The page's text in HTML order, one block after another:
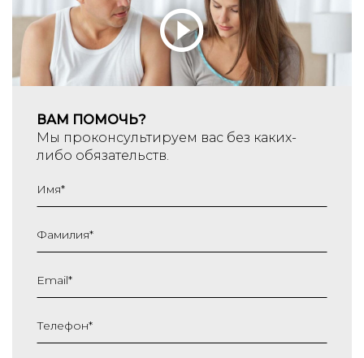
ВАМ ПОМОЧЬ?
Мы проконсультируем вас без каких-
либо обязательств.
Имя*
Фамилия*
Email*
Телефон*